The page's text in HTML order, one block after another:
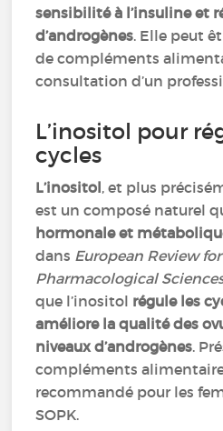
sensibilité à l’insuline et
d’androgènes. Elle peut
de compléments
consultation d’un
L’inositol pour
cycles
L’inositol, et plus
est un composé naturel
hormonale et
dans European Review
Pharmacological
que l’inositol régule les
améliore la qualité des
niveaux d’androgènes.
compléments
recommandé pour les
SOPK.